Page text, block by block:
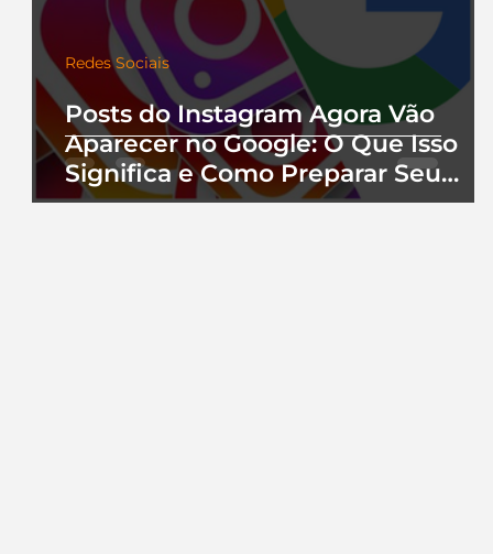
Posts do Instagram Agora Vão
Aparecer no Google: O Que Isso
Significa e Como Preparar Seu
Perfil
Redes Sociais